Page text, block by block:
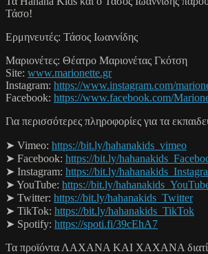
Τάσο!
Ερμηνευτές: Τάσος Ιωαννίδης
Μαριονέτες: Θέατρο Μαριονέτας Γκότση
Site: www.marionette.gr
Instagram: https://www.instagram.com/
Facebook: https://www.facebook.com/
Για περισσότερες πληροφορίες για τα
➤ Vimeo: https://bit.ly/hahanakids_vimeo
➤ Facebook: https://bit.ly/
➤ Instagram: https://bit.ly/
➤ YouTube: https://bit.ly/
➤ Twitter: https://bit.ly/hahanakids_Twitter
➤ TikTok: https://bit.ly/hahanakids_TikTok
➤ Spotify: https://spoti.fi/39cEhA7
Τα προϊόντα ΛΑΧΑΝΑ ΚΑΙ ΧΑΧΑΝΑ